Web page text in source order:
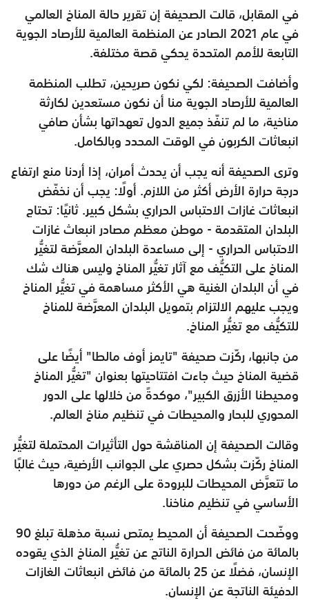
في المقابل، قالت الصحيفة إن تقرير حالة المناخ العالمي
في عام 2021 الصادر عن المنظمة العالمية للأرصاد الجوية
التابعة للأمم المتحدة يحكي قصة مختلفة.
وأضافت الصحيفة: لكي نكون صريحين، تطلب المنظمة
العالمية للأرصاد الجوية منا أن نكون مستعدين لكارثة
مناخية، ما لم تنفّذ جميع الدول تعهداتها بشأن صافي
انبعاثات الكربون في الوقت المحدد وبالكامل.
وترى الصحيفة أنه يجب أن يحدث أمران، إذا أردنا منع ارتفاع
درجة حرارة الأرض أكثر من اللازم. أولًا: يجب أن نخفّض
انبعاثات غازات الاحتباس الحراري بشكل كبير. ثانيًا: تحتاج
البلدان المتقدمة - موطن معظم مصادر انبعاث غازات
الاحتباس الحراري - إلى مساعدة البلدان المعرَّضة لتغيُّر
المناخ على التكيُّف مع آثار تغيُّر المناخ وليس هناك شك
في أن البلدان الغنية هي الأكثر مساهمة في تغيُّر المناخ
ويجب عليهم الالتزام بتمويل البلدان المعرَّضة للمناخ
للتكيُّف مع تغيُّر المناخ.
من جانبها، ركّزت صحيفة "تايمز أوف مالطا" أيضًا على
قضية المناخ حيث جاءت افتتاحيتها بعنوان "تغيُّر المناخ
ومحيطنا الأزرق الكبير"، موكدةً من خلالها على الدور
المحوري للبحار والمحيطات في تنظيم مناخ العالم.
وقالت الصحيفة إن المناقشة حول التأثيرات المحتملة لتغيُّر
المناخ ركّزت بشكل حصري على الجوانب الأرضية، حيث غالبًا
ما تتعرَّض المحيطات للبرودة على الرغم من دورها
الأساسي في تنظيم مناخنا.
ووضّحت الصحيفة أن المحيط يمتص نسبة مذهلة تبلغ 90
بالمائة من فائض الحرارة الناتج عن تغيُّر المناخ الذي يقوده
الإنسان، فضلًا عن 25 بالمائة من فائض انبعاثات الغازات
الدفيئة الناتجة عن الإنسان.